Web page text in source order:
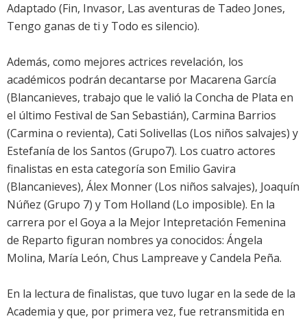
Adaptado (Fin, Invasor, Las aventuras de Tadeo Jones,
Tengo ganas de ti y Todo es silencio).
Además, como mejores actrices revelación, los
académicos podrán decantarse por Macarena García
(Blancanieves, trabajo que le valió la Concha de Plata en
el último Festival de San Sebastián), Carmina Barrios
(Carmina o revienta), Cati Solivellas (Los niños salvajes) y
Estefanía de los Santos (Grupo7). Los cuatro actores
finalistas en esta categoría son Emilio Gavira
(Blancanieves), Álex Monner(Los niños salvajes), Joaquín
Núñez (Grupo 7) y Tom Holland (Lo imposible). En la
carrera por el Goya a la Mejor Intepretación Femenina
de Reparto figuran nombres ya conocidos: Ángela
Molina, María León, Chus Lampreave yCandela Peña.
En la lectura de finalistas, que tuvo lugar en la sede de la
Academia y que, por primera vez, fue retransmitida en